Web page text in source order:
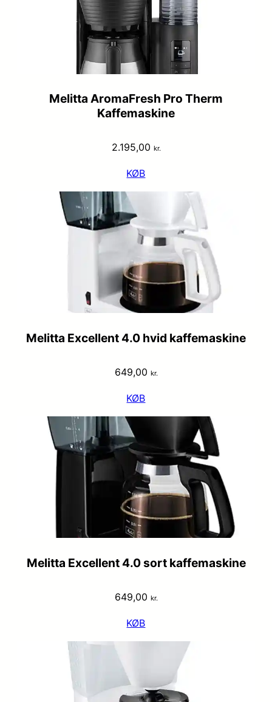
Melitta AromaFresh Pro Therm
Kaffemaskine
2.195,00 kr.
KØB
Melitta Excellent 4.0 hvid kaffemaskine
649,00 kr.
KØB
Melitta Excellent 4.0 sort kaffemaskine
649,00 kr.
KØB